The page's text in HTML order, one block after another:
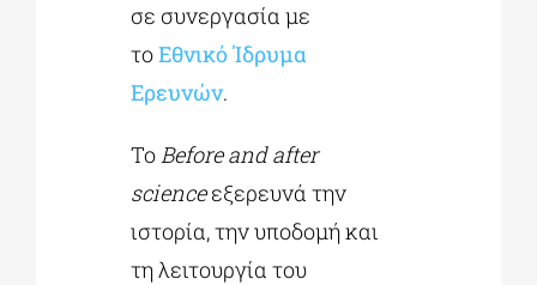
σε συνεργασία με
τοΕθνικό Ίδρυμα
Ερευνών.
Το Before and after
scienceεξερευνά την
ιστορία, την υποδομή και
τη λειτουργία του